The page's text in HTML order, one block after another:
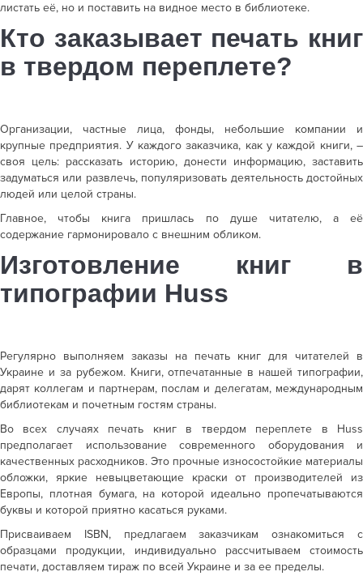
листать её, но и поставить на видное место в библиотеке.
Кто заказывает печать книг
в твердом переплете?
Организации, частные лица, фонды, небольшие компании и
крупные предприятия. У каждого заказчика, как у каждой книги, –
своя цель: рассказать историю, донести информацию, заставить
задуматься или развлечь, популяризовать деятельность достойных
людей или целой страны.
Главное, чтобы книга пришлась по душе читателю, а её
содержание гармонировало с внешним обликом.
Изготовление книг в
типографии Huss
Регулярно выполняем заказы на печать книг для читателей в
Украине и за рубежом. Книги, отпечатанные в нашей типографии,
дарят коллегам и партнерам, послам и делегатам, международным
библиотекам и почетным гостям страны.
Во всех случаях печать книг в твердом переплете в Huss
предполагает использование современного оборудования и
качественных расходников. Это прочные износостойкие материалы
обложки, яркие невыцветающие краски от производителей из
Европы, плотная бумага, на которой идеально пропечатываются
буквы и которой приятно касаться руками.
Присваиваем ISBN, предлагаем заказчикам ознакомиться с
образцами продукции, индивидуально рассчитываем стоимость
печати, доставляем тираж по всей Украине и за ее пределы.